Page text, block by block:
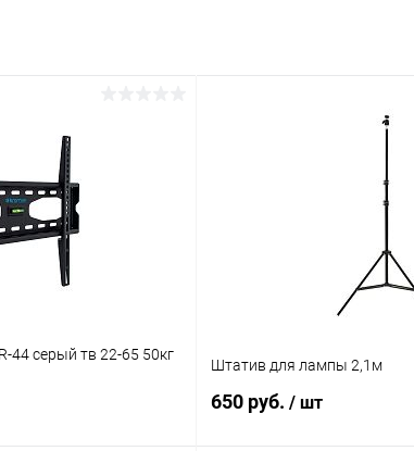
44 серый тв 22-65 50кг
Штатив для лампы 2,1м
650 руб. / шт